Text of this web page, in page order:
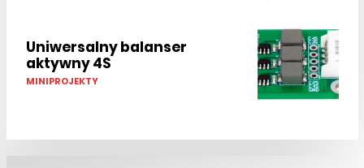
Uniwersalny balanser
aktywny 4S
MINIPROJEKTY